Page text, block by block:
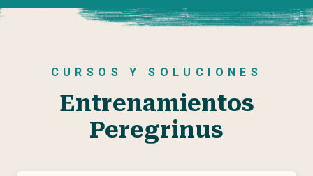
CURSOS Y SOLUCIONES
Entrenamientos
Peregrinus